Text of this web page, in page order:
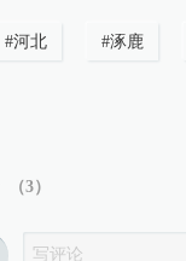
#河北 #涿鹿
（3）